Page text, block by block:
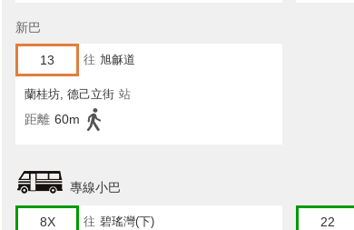
新巴
13 往 旭龢道
蘭桂坊, 德己立街 站
距離 60m
專線小巴
8X 往 碧瑤灣(下) 22